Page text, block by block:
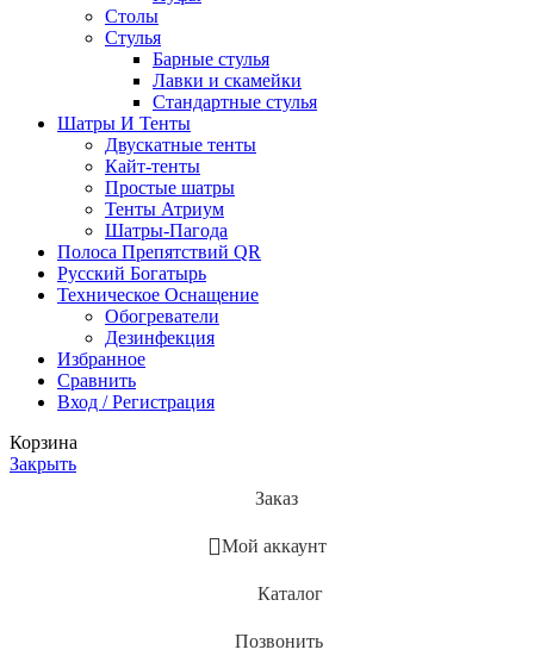
Столы
Стулья
Барные стулья
Лавки и скамейки
Стандартные стулья
Шатры И Тенты
Двускатные тенты
Кайт-тенты
Простые шатры
Тенты Атриум
Шатры-Пагода
Полоса Препятствий QR
Русский Богатырь
Техническое Оснащение
Обогреватели
Дезинфекция
Избранное
Сравнить
Вход / Регистрация
Корзина
Закрыть
Заказ
Мой аккаунт
Каталог
Позвонить